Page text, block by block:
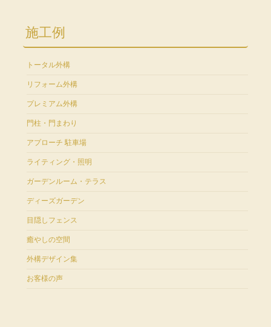
施工例
トータル外構
リフォーム外構
プレミアム外構
門柱・門まわり
アプローチ 駐車場
ライティング・照明
ガーデンルーム・テラス
ディーズガーデン
目隠しフェンス
癒やしの空間
外構デザイン集
お客様の声